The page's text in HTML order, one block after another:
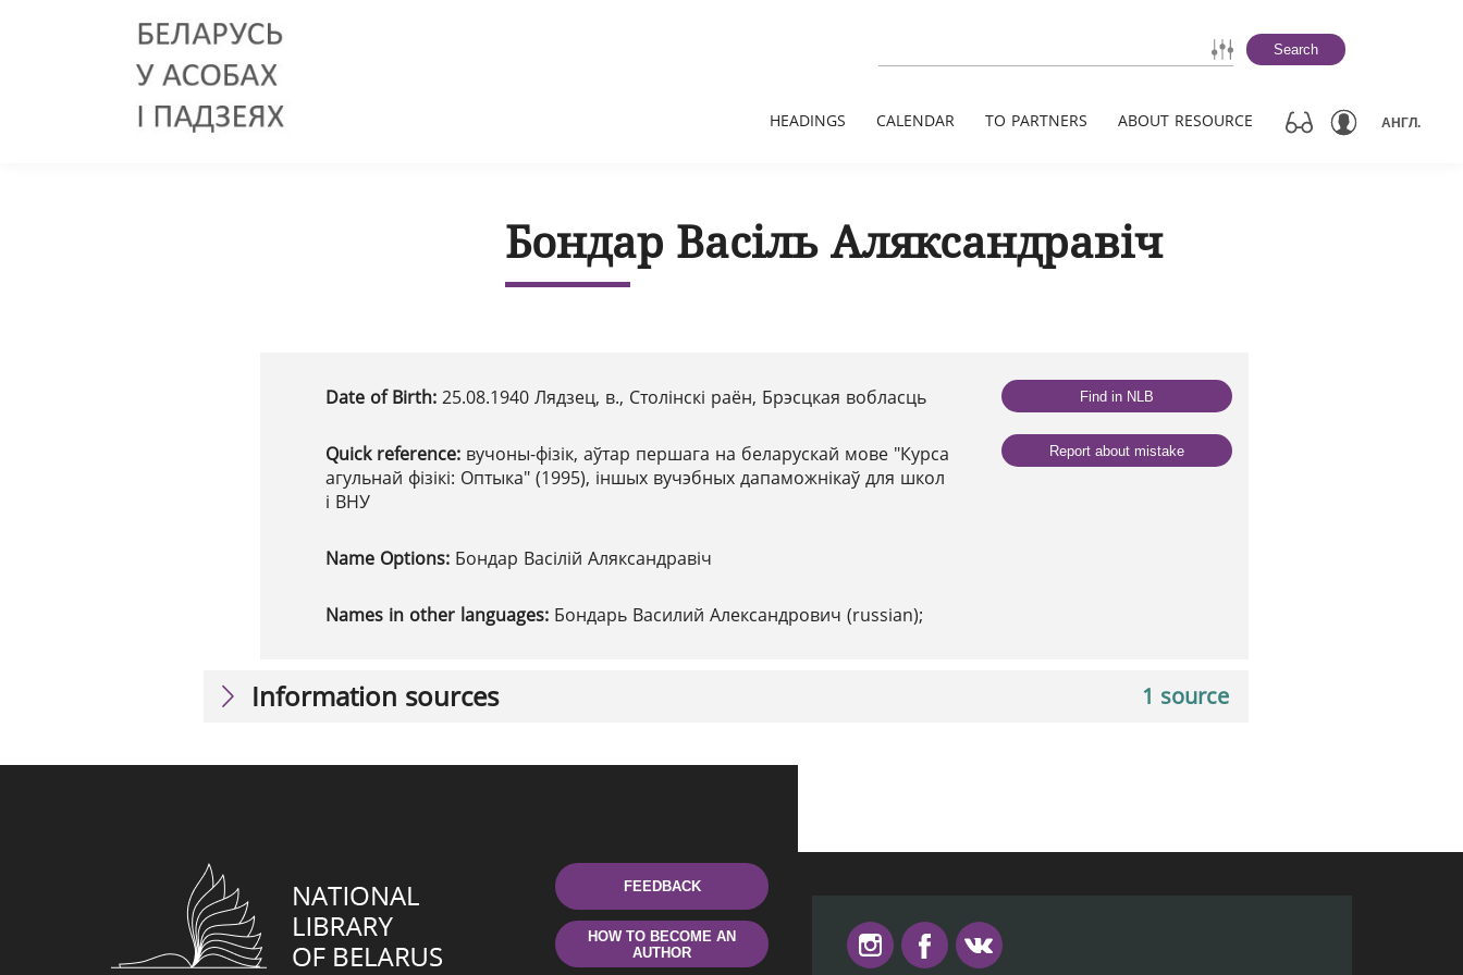
Search
HEADINGS CALENDAR TO PARTNERS ABOUT RESOURCE АНГЛ.
Бондар Васіль Аляксандравіч
Date of Birth: 25.08.1940 Лядзец, в., Столінскі раён, Брэсцкая вобласць
Quick reference: вучоны-фізік, аўтар першага на беларускай мове "Курса
агульнай фізікі: Оптыка" (1995), іншых вучэбных дапаможнікаў для школ
і ВНУ
Name Options: Бондар Васілій Аляксандравіч
Names in other languages: Бондарь Василий Александрович (russian);
Find in NLB
Report about mistake
1 source
Information sources
FEEDBACK
HOW TO BECOME AN
AUTHOR